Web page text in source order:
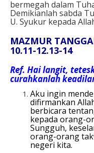
bermegah dalam
Demikianlah sabda
U. Syukur kepada
MAZMUR
10.11-12.13-14
Ref. Hai langit,
curahkanlah
Aku ingin
difirmankan
berbicara
kepada orang-
Sungguh,
orang-orang
negeri kita.